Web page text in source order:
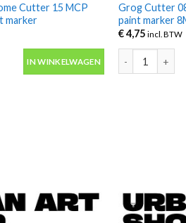
Cutter 15 MCP
marker
IN WINKELWAGEN
Grog Cutter
paint marker
€4,75 incl. BTW